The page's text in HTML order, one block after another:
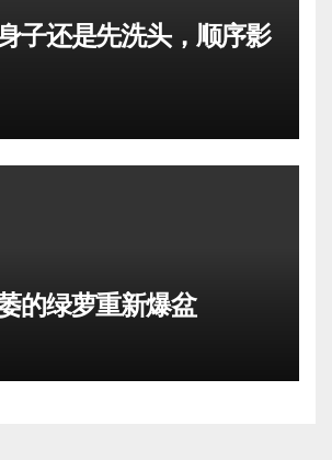
子还是先洗头，顺序影
的绿萝重新爆盆